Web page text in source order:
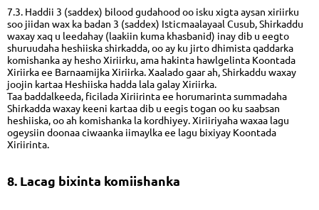
7.3. Haddii 3 (saddex) bilood gudahood oo isku xigta aysan xiriirku
soo jiidan wax ka badan 3 (saddex) Isticmaalayaal Cusub, Shirkaddu
waxay xaq u leedahay (laakiin kuma khasbanid) inay dib u eegto
shuruudaha heshiiska shirkadda, oo ay ku jirto dhimista qaddarka
komishanka ay hesho Xiriirku, ama hakinta hawlgelinta Koontada
Xiriirka ee Barnaamijka Xiriirka. Xaalado gaar ah, Shirkaddu waxay
joojin kartaa Heshiiska hadda lala galay Xiriirka.
Taa baddalkeeda, ficilada Xiriirinta ee horumarinta summadaha
Shirkadda waxay keeni kartaa dib u eegis togan oo ku saabsan
heshiiska, oo ah komishanka la kordhiyey. Xiriiriyaha waxaa lagu
ogeysiin doonaa ciwaanka iimaylka ee lagu bixiyay Koontada
Xiriirinta.
8. Lacag bixinta komiishanka